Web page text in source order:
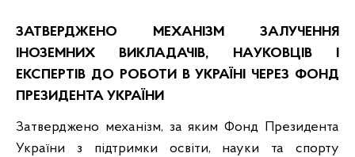
ЗАТВЕРДЖЕНО МЕХАНІЗМ ЗАЛУЧЕННЯ
ІНОЗЕМНИХ ВИКЛАДАЧІВ, НАУКОВЦІВ І
ЕКСПЕРТІВ ДО РОБОТИ В УКРАЇНІ ЧЕРЕЗ ФОНД
ПРЕЗИДЕНТА УКРАЇНИ
Затверджено механізм, за яким Фонд Президента
України з підтримки освіти, науки та спорту